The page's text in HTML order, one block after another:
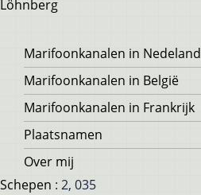
Löhnberg
Voet
Marifoonkanalen in Nedeland
Marifoonkanalen in België
Marifoonkanalen in Frankrijk
Plaatsnamen
Over mij
Schepen : 2, 035